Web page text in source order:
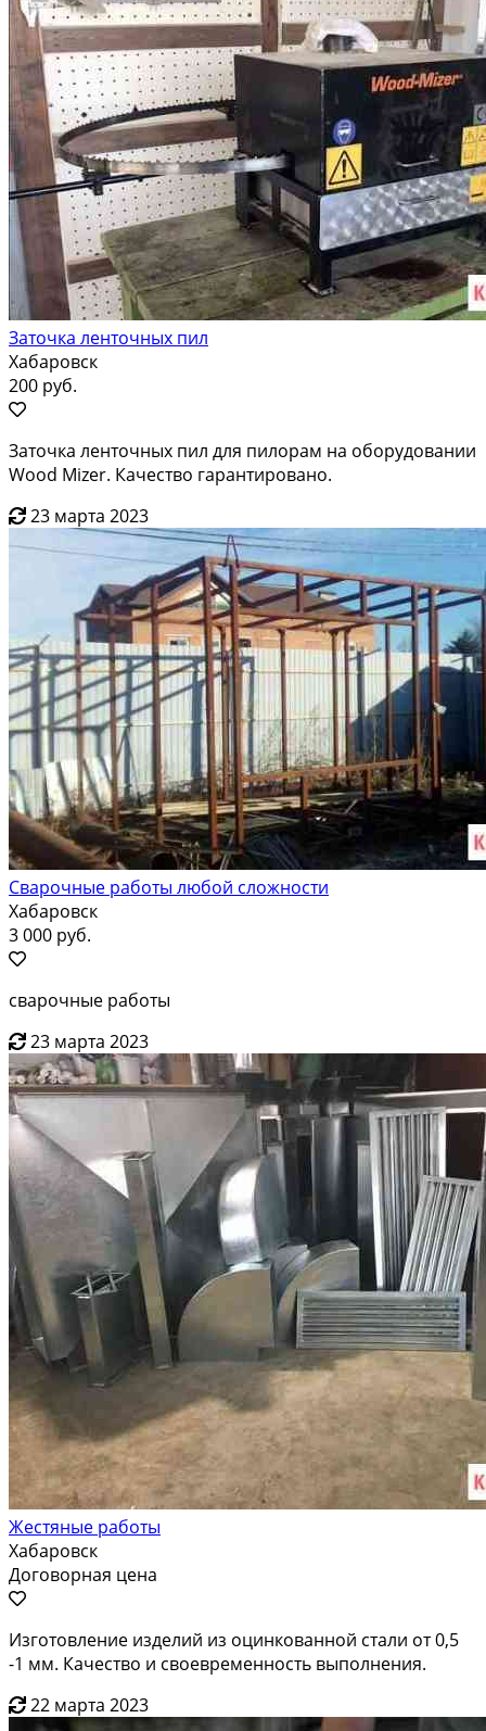
Заточка ленточных пил
Хабаровск
200 руб.
Заточка ленточных пил для пилорам на оборудовании
Wood Mizer. Качество гарантировано.
23 марта 2023
Сварочные работы любой сложности
Хабаровск
3 000 руб.
сварочные работы
23 марта 2023
Жестяные работы
Хабаровск
Договорная цена
Изготовление изделий из оцинкованной стали от 0,5
-1 мм. Качество и своевременность выполнения.
22 марта 2023